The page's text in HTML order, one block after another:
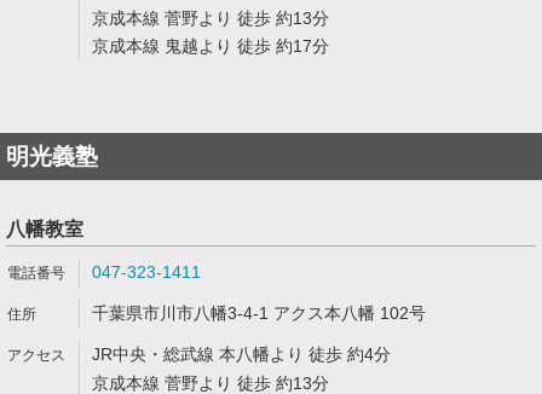
京成本線 菅野より 徒歩 約13分
京成本線 鬼越より 徒歩 約17分
明光義塾
八幡教室
047-323-1411
千葉県市川市八幡3-4-1 アクス本八幡 102号
JR中央・総武線 本八幡より 徒歩 約4分
京成本線 菅野より 徒歩 約13分